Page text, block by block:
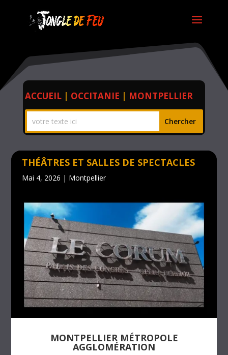
ACCUEIL| OCCITANIE | MONTPELLIER
THÉÂTRES ET SALLES DE SPECTACLES
Mai 4, 2026 | Montpellier
MONTPELLIER MÉTROPOLE
AGGLOMÉRATION